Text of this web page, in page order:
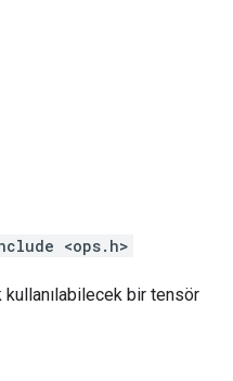
<ops.h>
kullanılabilecek bir tensör